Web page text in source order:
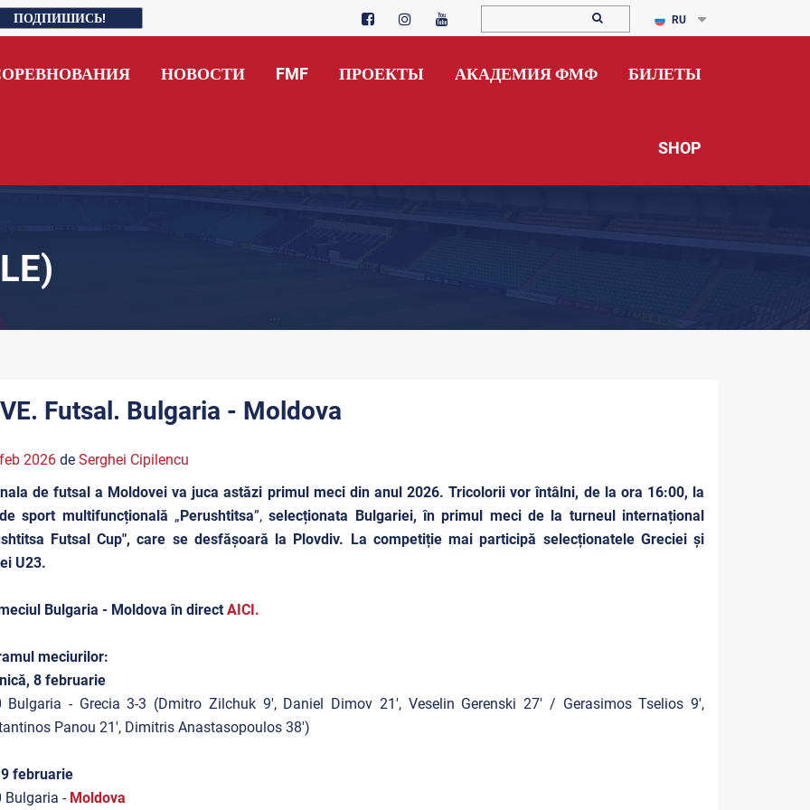
ПОДПИШИСЬ! RU
НОВОСТИ FMF ПРОЕКТЫ АКАДЕМИЯ ФМФ БИЛЕТЫ
SHOP
Futsal. Bulgaria - Moldova
2026de Serghei Cipilencu
de futsal a Moldovei va juca astăzi primul meci din anul 2026. Tricolorii vor întâlni, de la ora 16:00, la
sport multifuncțională „Perushtitsa”,selecționata Bulgariei, în primul meci de la turneul internațional
Futsal Cup", care se desfășoară la Plovdiv. La competiție mai participă selecționatele Greciei și
U23.
Bulgaria - Moldova în direct AICI.
meciurilor:
8 februarie
Bulgaria - Grecia 3-3 (Dmitro Zilchuk 9', Daniel Dimov 21', Veselin Gerenski 27' / Gerasimos Tselios 9',
Panou 21', Dimitris Anastasopoulos 38')
februarie
Bulgaria - Moldova